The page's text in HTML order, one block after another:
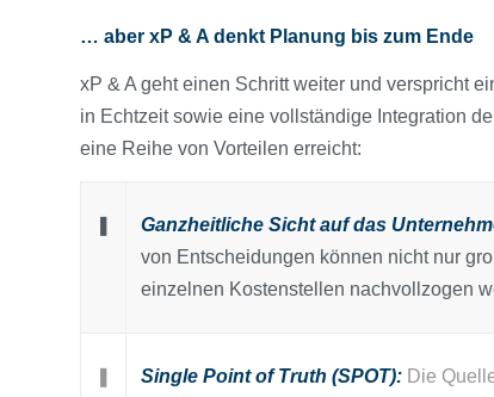
… aber xP & A denkt Planung bis zum Ende
xP & A geht einen Schritt weiter und verspricht
in Echtzeit sowie eine vollständige Integration
eine Reihe von Vorteilen erreicht:
Ganzheitliche Sicht auf das
von Entscheidungen können nicht nur
einzelnen Kostenstellen nachvollzogen
Single Point of Truth (SPOT): Die